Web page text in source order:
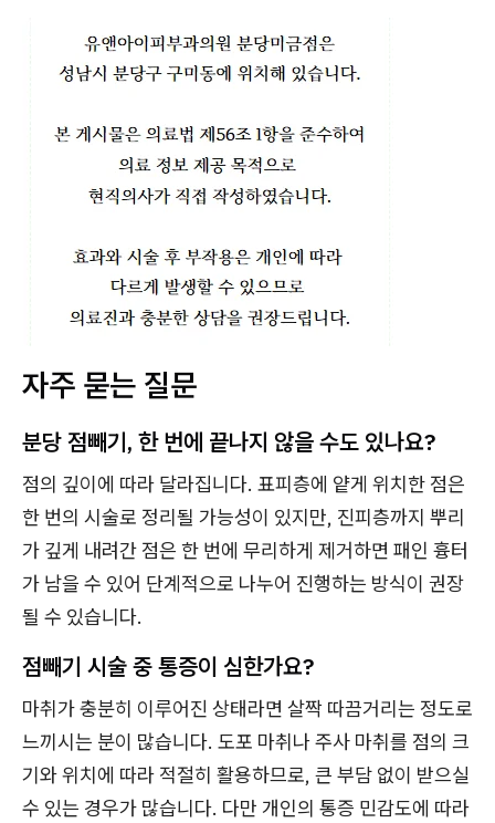
자주 묻는 질문
분당 점빼기, 한 번에 끝나지 않을 수도 있나요?
점의 깊이에 따라 달라집니다. 표피층에 얕게 위치한 점은
한 번의 시술로 정리될 가능성이 있지만, 진피층까지 뿌리
가 깊게 내려간 점은 한 번에 무리하게 제거하면 패인 흉터
가 남을 수 있어 단계적으로 나누어 진행하는 방식이 권장
될 수 있습니다.
점빼기 시술 중 통증이 심한가요?
마취가 충분히 이루어진 상태라면 살짝 따끔거리는 정도로
느끼시는 분이 많습니다. 도포 마취나 주사 마취를 점의 크
기와 위치에 따라 적절히 활용하므로, 큰 부담 없이 받으실
수 있는 경우가 많습니다. 다만 개인의 통증 민감도에 따라